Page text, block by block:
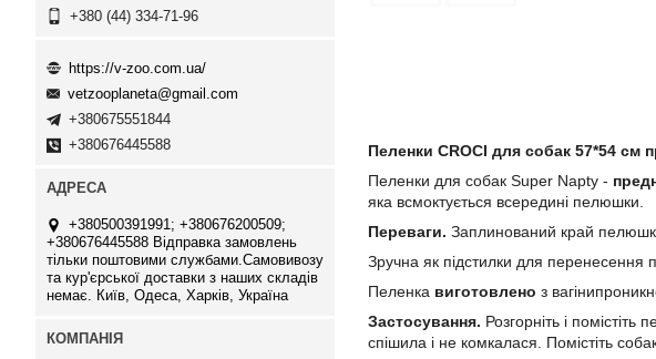
Пеленки CROCI для собак 57*54 см
Пеленки для собак Super Napty -
яка всмоктується всередині пелюшки.
Переваги. Заплинований край
Зручна як підстилки для перенесення
Пеленка виготовлено з
Застосування. Розгорніть і
спішила і не комкалася. Помістіть
+380 (44) 334-71-96
https://v-zoo.com.ua/
vetzooplaneta@gmail.com
+380675551844
+380676445588
+380500391991; +380676200509;
+380676445588 Відправка замовлень
тільки поштовими службами.Самовивозу
та кур'єрської доставки з наших складів
немає. Київ, Одеса, Харків, Україна